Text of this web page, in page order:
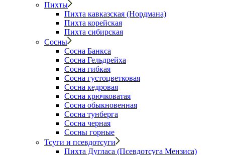
Пихты
Пихта кавказская (Нордмана)
Пихта корейская
Пихта сибирская
Сосны
Сосна Банкса
Сосна Гельдрейха
Сосна гибкая
Сосна густоцветковая
Сосна кедровая
Сосна крючковатая
Сосна обыкновенная
Сосна тунберга
Сосна черная
Сосны горные
Тсуги и псевдотсуги
Пихта Дугласа (Псевдотсуга Мензиса)